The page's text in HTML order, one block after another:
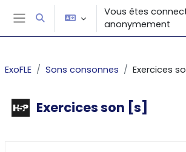
Passer au contenu principal
Panneau latéral
Activer/désactiver la saisie de
Vous êtes
anonymement
ExoFLE Sons consonnes Exercices
Exercices son [s]